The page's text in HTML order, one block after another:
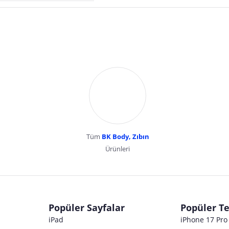
Tüm BK Body, Zıbın
Ürünleri
Popüler Sayfalar
iPad
Popüler
iPhone 17